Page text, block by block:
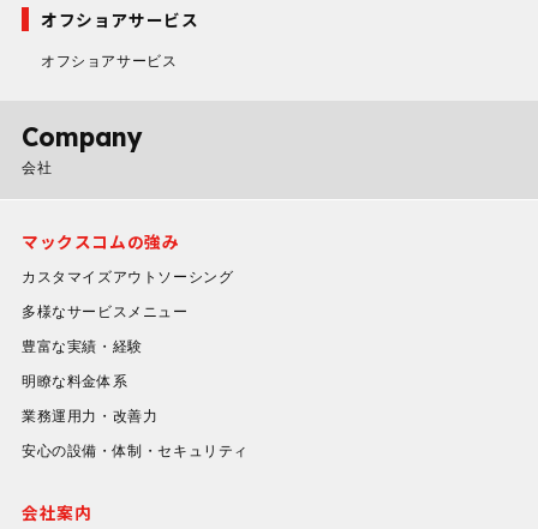
オフショアサービス
オフショアサービス
Company
会社
マックスコムの強み
カスタマイズアウトソーシング
多様なサービスメニュー
豊富な実績・経験
明瞭な料金体系
業務運用力・改善力
安心の設備・体制・セキュリティ
会社案内